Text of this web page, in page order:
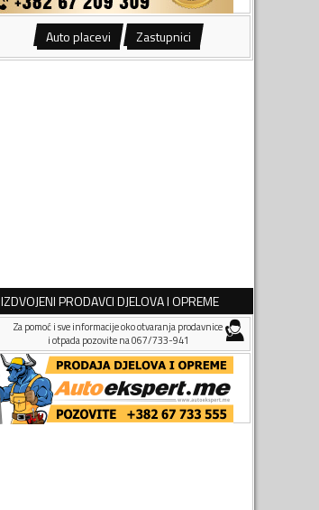
Auto placevi Zastupnici
IZDVOJENI PRODAVCI DJELOVA I OPREME
Za pomoć i sve informacije oko otvaranja prodavnice
i otpada pozovite na 067/733-941